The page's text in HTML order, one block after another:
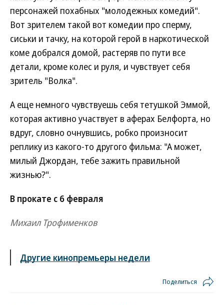
персонажей похабных "молодежных комедий".
Вот зрителем такой вот комедии про сперму,
сиськи и тачку, на которой герой в наркотической
коме добрался домой, растеряв по пути все
детали, кроме колес и руля, и чувствует себя
зритель "Волка".
А еще немного чувствуешь себя тетушкой Эммой,
которая активно участвует в аферах Белфорта, но
вдруг, словно очнувшись, робко произносит
реплику из какого-то другого фильма: "А может,
милый Джордан, тебе зажить правильной
жизнью?".
В прокате с 6 февраля
Михаил Трофименков
Другие кинопремьеры недели
Поделиться